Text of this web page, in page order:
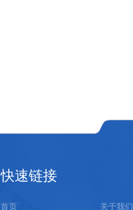
快速链接
首页 关于我们